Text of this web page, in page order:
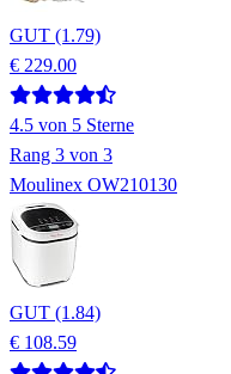
GUT (1.79)
€ 229.00
4.5 von 5 Sterne
Rang 3 von 3
Moulinex OW210130
GUT (1.84)
€ 108.59